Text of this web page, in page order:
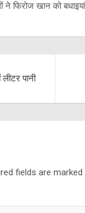
फिरोज खान को
पानी
fields are marked